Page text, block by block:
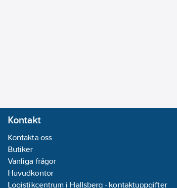
Kontakt
Kontakta oss
Butiker
Vanliga frågor
Huvudkontor
Logistikcentrum i Hallsberg - kontaktuppgifter